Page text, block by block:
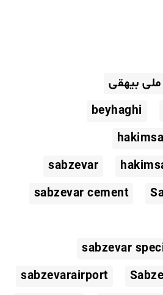
beyhaghi
sabzevar
sabzevar cement
sabzevar
sabzevarairport